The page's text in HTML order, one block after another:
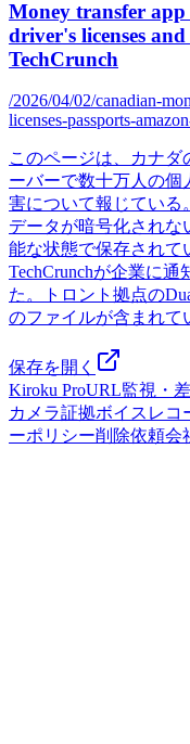
Money transfer app
driver's licenses
TechCrunch
/2026/04/02/canadian-
licenses-passports-
このページは、カナダ
ーバーで数十万人の個
害について報じている
データが暗号化され
能な状態で保存されて
TechCrunchが企業に
た。トロント拠点の
のファイルが含まれて
保存を開く
Kiroku ProURL監視・
カメラ証拠ボイスレコ
ーポリシー削除依頼会